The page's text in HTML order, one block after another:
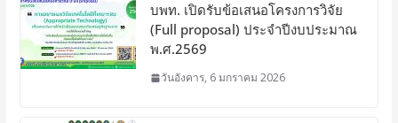
บพท. เปิดรับข้อเสนอโครงการวิจัย
(Full proposal) ประจำปีงบประมาณ
พ.ศ.2569
วันอังคาร, 6 มกราคม 2026